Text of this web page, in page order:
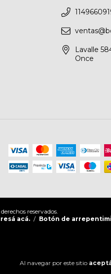
Al navegar por este sitio
Lavalle
Once
reservados.
acá. / Botón de